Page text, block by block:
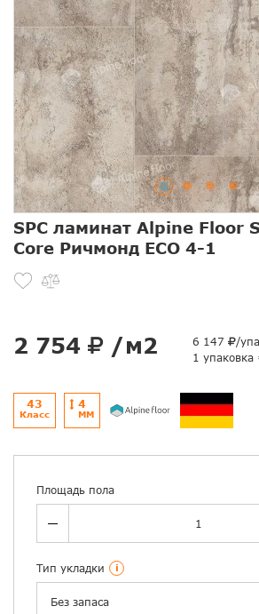
SPC ламинат Alpine Floor
Core Ричмонд ЕСО 4-1
2 754 /м2 6 147
/
1
43
Класс
4
ММ
Площадь пола
Тип укладки i
Без запаса